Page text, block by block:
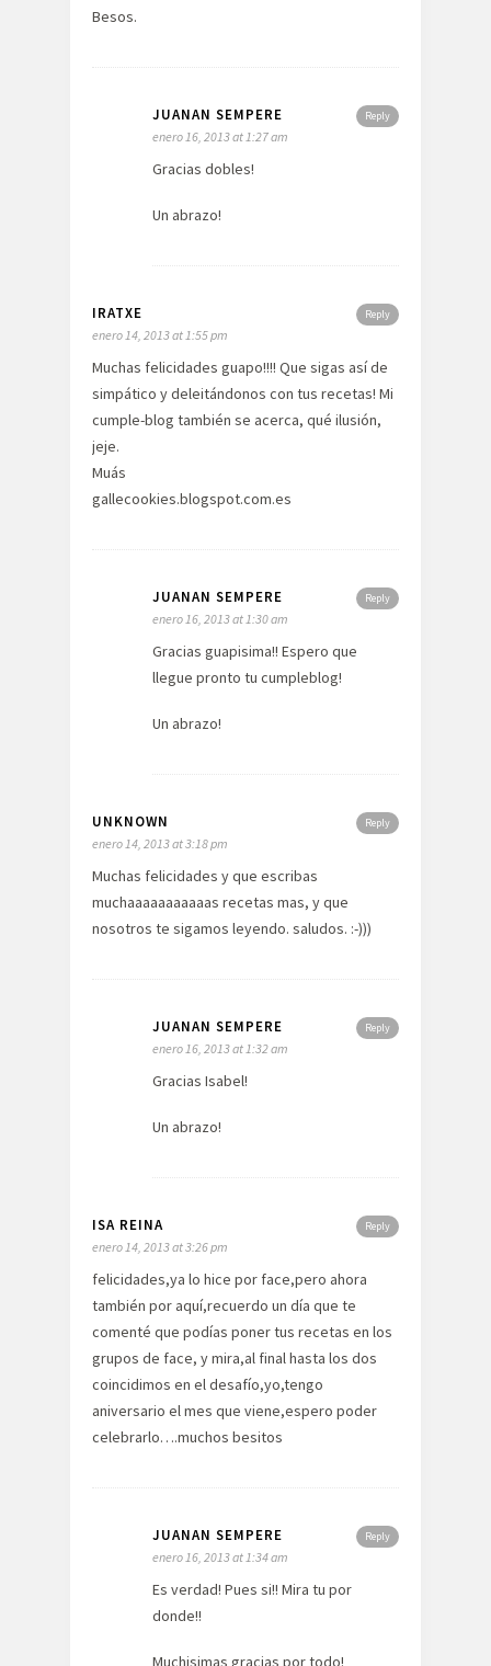
Besos.
Reply
JUANAN SEMPERE
enero 16, 2013 at 1:27 am
Gracias dobles!
Un abrazo!
Reply
IRATXE
enero 14, 2013 at 1:55 pm
Muchas felicidades guapo!!!! Que sigas así de
simpático y deleitándonos con tus recetas! Mi
cumple-blog también se acerca, qué ilusión,
jeje.
Muás
gallecookies.blogspot.com.es
Reply
JUANAN SEMPERE
enero 16, 2013 at 1:30 am
Gracias guapisima!! Espero que
llegue pronto tu cumpleblog!
Un abrazo!
Reply
UNKNOWN
enero 14, 2013 at 3:18 pm
Muchas felicidades y que escribas
muchaaaaaaaaaaas recetas mas, y que
nosotros te sigamos leyendo. saludos. :-)))
Reply
JUANAN SEMPERE
enero 16, 2013 at 1:32 am
Gracias Isabel!
Un abrazo!
Reply
ISA REINA
enero 14, 2013 at 3:26 pm
felicidades,ya lo hice por face,pero ahora
también por aquí,recuerdo un día que te
comenté que podías poner tus recetas en los
grupos de face, y mira,al final hasta los dos
coincidimos en el desafío,yo,tengo
aniversario el mes que viene,espero poder
celebrarlo….muchos besitos
Reply
JUANAN SEMPERE
enero 16, 2013 at 1:34 am
Es verdad! Pues si!! Mira tu por
donde!!
Muchisimas gracias por todo!